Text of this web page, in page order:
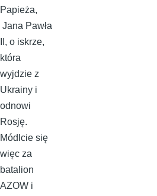
Papieża,
Jana Pawła
II, o iskrze,
która
wyjdzie z
Ukrainy i
odnowi
Rosję.
Módlcie się
więc za
batalion
AZOW i